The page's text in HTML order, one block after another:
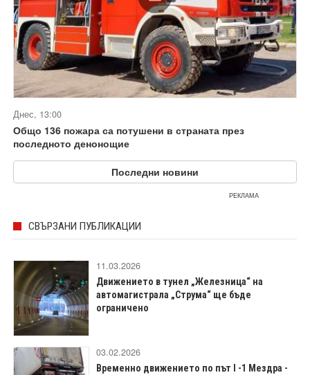
Днес, 13:00
Общо 136 пожара са потушени в страната през
последното денонощие
Последни новини
РЕКЛАМА
СВЪРЗАНИ ПУБЛИКАЦИИ
11.03.2026
Движението в тунел „Железница“ на
автомагистрала „Струма“ ще бъде
ограничено
03.02.2026
Временно движението по път I -1 Мездра -